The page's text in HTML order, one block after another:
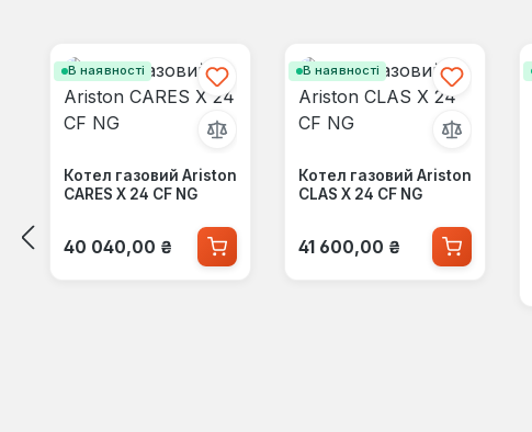
В наявності
Котел газовий Ariston
CARES X 24 CF NG
Звичайна ціна:
40 040,00 ₴
В наявності
Котел газовий Ariston
CLAS X 24 CF NG
Звичайна ціна:
41 600,00 ₴